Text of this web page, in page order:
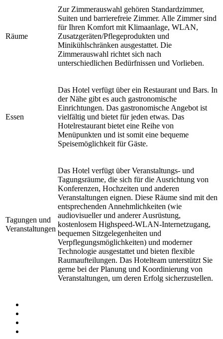
Räume
Zur Zimmerauswahl gehören Standardzimmer,
Suiten und barrierefreie Zimmer. Alle Zimmer sind
für Ihren Komfort mit Klimaanlage, WLAN,
Zusatzgeräten/Pflegeprodukten und
Minikühlschränken ausgestattet. Die
Zimmerauswahl richtet sich nach
unterschiedlichen Bedürfnissen und Vorlieben.
Essen
Das Hotel verfügt über ein Restaurant und Bars. In
der Nähe gibt es auch gastronomische
Einrichtungen. Das gastronomische Angebot ist
vielfältig und bietet für jeden etwas. Das
Hotelrestaurant bietet eine Reihe von
Menüpunkten und ist somit eine bequeme
Speisemöglichkeit für Gäste.
Tagungen und
Veranstaltungen
Das Hotel verfügt über Veranstaltungs- und
Tagungsräume, die sich für die Ausrichtung von
Konferenzen, Hochzeiten und anderen
Veranstaltungen eignen. Diese Räume sind mit den
entsprechenden Annehmlichkeiten (wie
audiovisueller und anderer Ausrüstung,
kostenlosem Highspeed-WLAN-Internetzugang,
bequemen Sitzgelegenheiten und
Verpflegungsmöglichkeiten) und moderner
Technologie ausgestattet und bieten flexible
Raumaufteilungen. Das Hotelteam unterstützt Sie
gerne bei der Planung und Koordinierung von
Veranstaltungen, um deren Erfolg sicherzustellen.